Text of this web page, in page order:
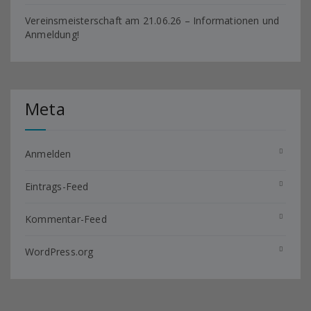
Vereinsmeisterschaft am 21.06.26 – Informationen und
Anmeldung!
Meta
Anmelden
Eintrags-Feed
Kommentar-Feed
WordPress.org